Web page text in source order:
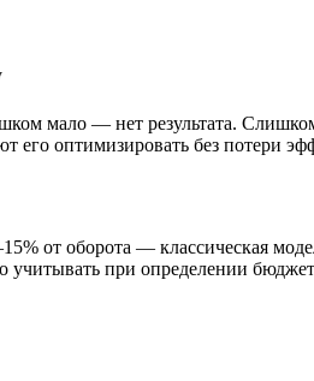
мало — нет результата.
его оптимизировать без потери
от оборота — классическая
при определении